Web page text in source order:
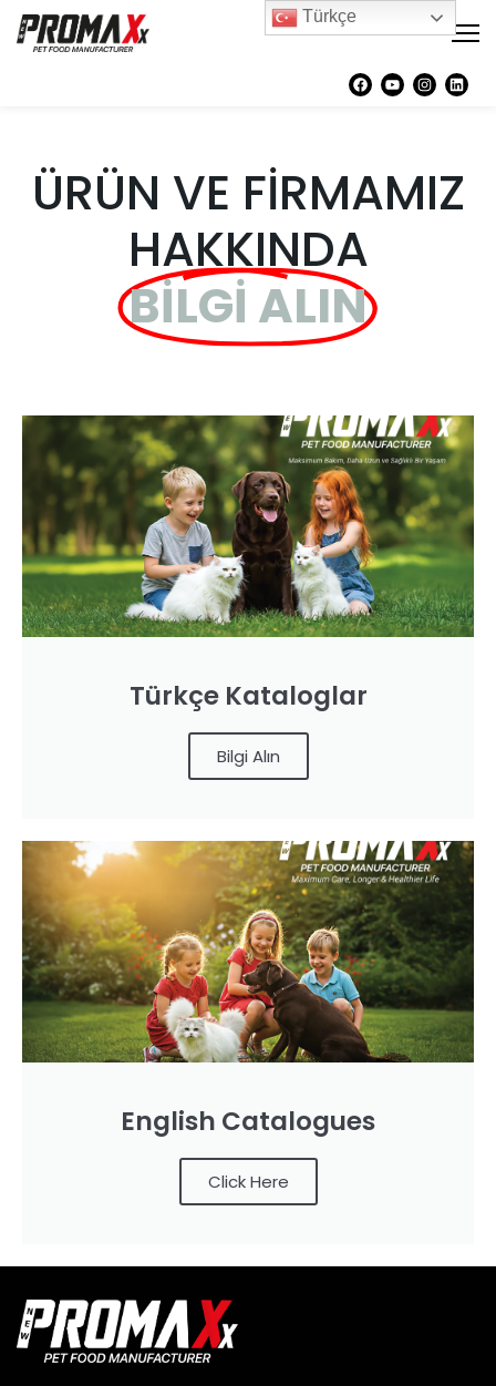
ÜRÜN VE FİRMAMIZ
HAKKINDA
BİLGİ ALIN
Türkçe Kataloglar
Bilgi Alın
English Catalogues
Click Here
Türkçe